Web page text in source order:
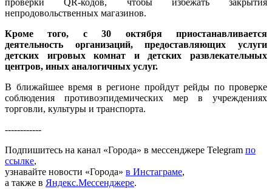
проверки QR-кодов, чтобы избежать закрытия
непродовольственных магазинов.
Кроме того, с 30 октября приостанавливается
деятельность организаций, предоставляющих услуги
детских игровых комнат и детских развлекательных
центров, иных аналогичных услуг.
В ближайшее время в регионе пройдут рейды по проверке
соблюдения противоэпидемических мер в учреждениях
торговли, культуры и транспорта.
------------
Подпишитесь на канал «Города» в мессенджере Telegram по
ссылке,
узнавайте новости «Города» в Инстаграме,
а также в Яндекс.Мессенджере.